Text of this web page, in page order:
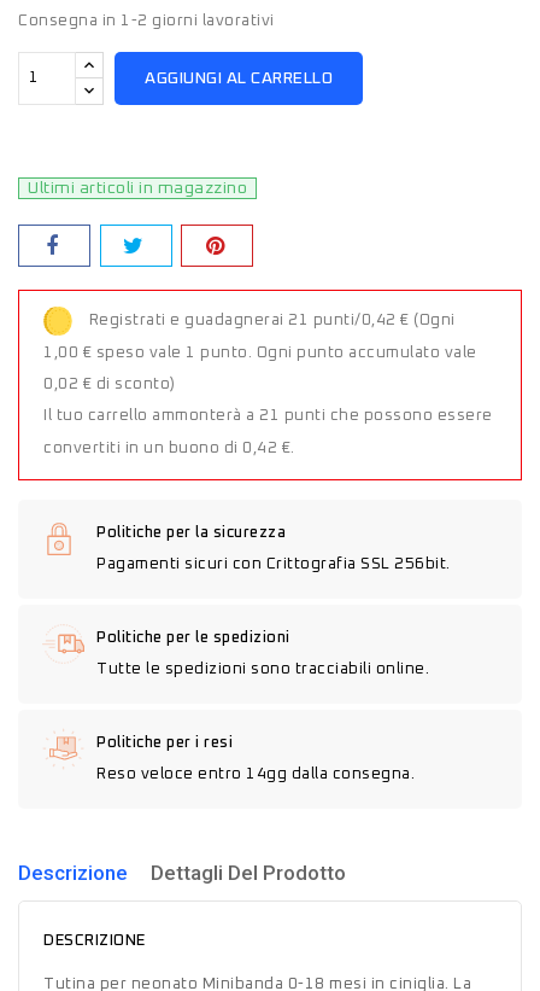
Consegna in 1-2 giorni lavorativi
AGGIUNGI AL CARRELLO
Ultimi articoli in magazzino
Registrati e guadagnerai 21 punti/0,42 € (Ogni
1,00 € speso vale 1 punto. Ogni punto accumulato vale
0,02 € di sconto)
Il tuo carrello ammonterà a 21 punti che possono essere
convertiti in un buono di 0,42 €.
Politiche per la sicurezza
Pagamenti sicuri con Crittografia SSL 256bit.
Politiche per le spedizioni
Tutte le spedizioni sono tracciabili online.
Politiche per i resi
Reso veloce entro 14gg dalla consegna.
Descrizione Dettagli Del Prodotto
DESCRIZIONE
Tutina per neonato Minibanda 0-18 mesi in ciniglia. La